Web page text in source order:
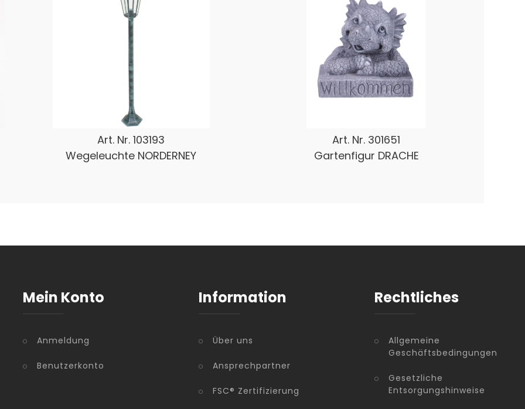
Art. Nr.103193
Wegeleuchte NORDERNEY
Art. Nr. 301651
Gartenfigur DRACHE
Mein Konto
Anmeldung
Benutzerkonto
Information
Über uns
Ansprechpartner
FSC® Zertifizierung
Rechtliches
Allgemeine
Geschäftsbedingungen
Gesetzliche
Entsorgungshinweise